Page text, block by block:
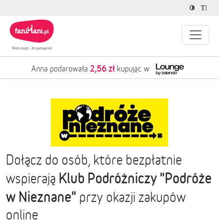
Anna podarowała 2,56 złkupując w
Dołącz do osób, które bezpłatnie
wspierają Klub Podróżniczy "Podróże
w Nieznane" przy okazji zakupów
online